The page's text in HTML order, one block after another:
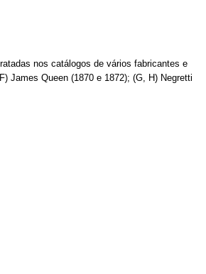
nos catálogos de vários fabricantes e
James Queen (1870 e 1872); (G, H) Negretti